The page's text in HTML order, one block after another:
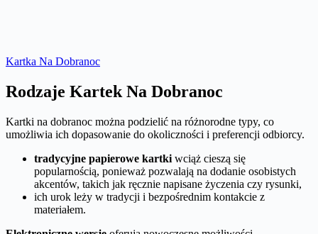
Kartka Na Dobranoc
Rodzaje Kartek Na Dobranoc
Kartki na dobranoc można podzielić na różnorodne typy, co
umożliwia ich dopasowanie do okoliczności i preferencji odbiorcy.
tradycyjne papierowe kartki wciąż cieszą się
popularnością, ponieważ pozwalają na dodanie osobistych
akcentów, takich jak ręcznie napisane życzenia czy rysunki,
ich urok leży w tradycji i bezpośrednim kontakcie z
materiałem.